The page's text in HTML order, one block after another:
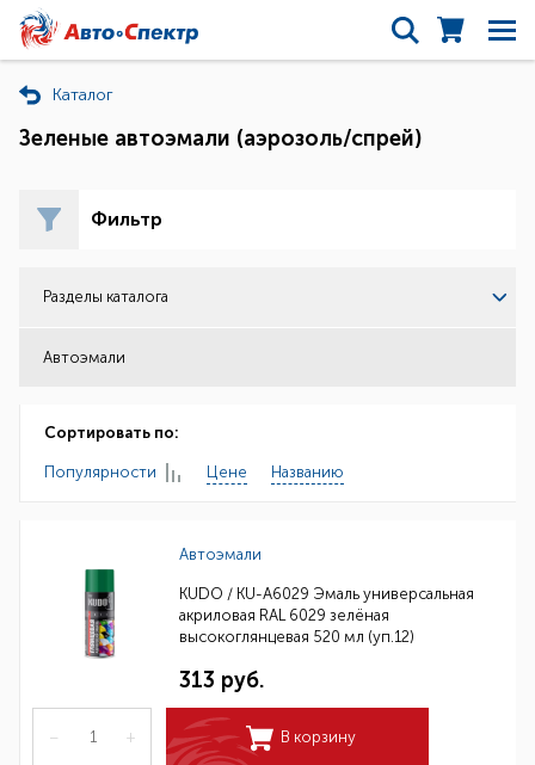
Каталог
Зеленые автоэмали (аэрозоль/спрей)
Фильтр
Разделы каталога
Автоэмали
Сортировать по:
Популярности Цене Названию
Автоэмали
KUDO / KU-A6029 Эмаль универсальная
акриловая RAL 6029 зелёная
высокоглянцевая 520 мл (уп.12)
313 руб.
– + В корзину